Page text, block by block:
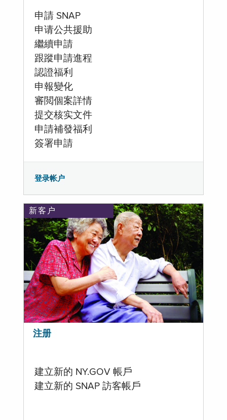
申請 SNAP
申请公共援助
繼續申請
跟蹤申請進程
認證福利
申報變化
審閲個案詳情
提交核实文件
申請補發福利
簽署申請
登录帐户
新客户
注册
建立新的 NY.GOV 帳戶
建立新的 SNAP 訪客帳戶